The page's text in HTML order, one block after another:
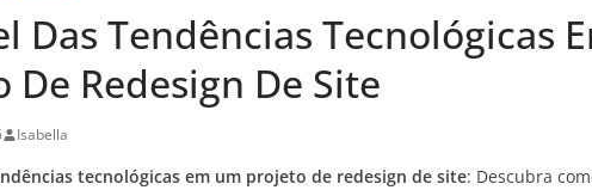
Das Tendências Tecnológicas
De Redesign De Site
Isabella
tecnológicas em um projeto de redesign de site: Descubra